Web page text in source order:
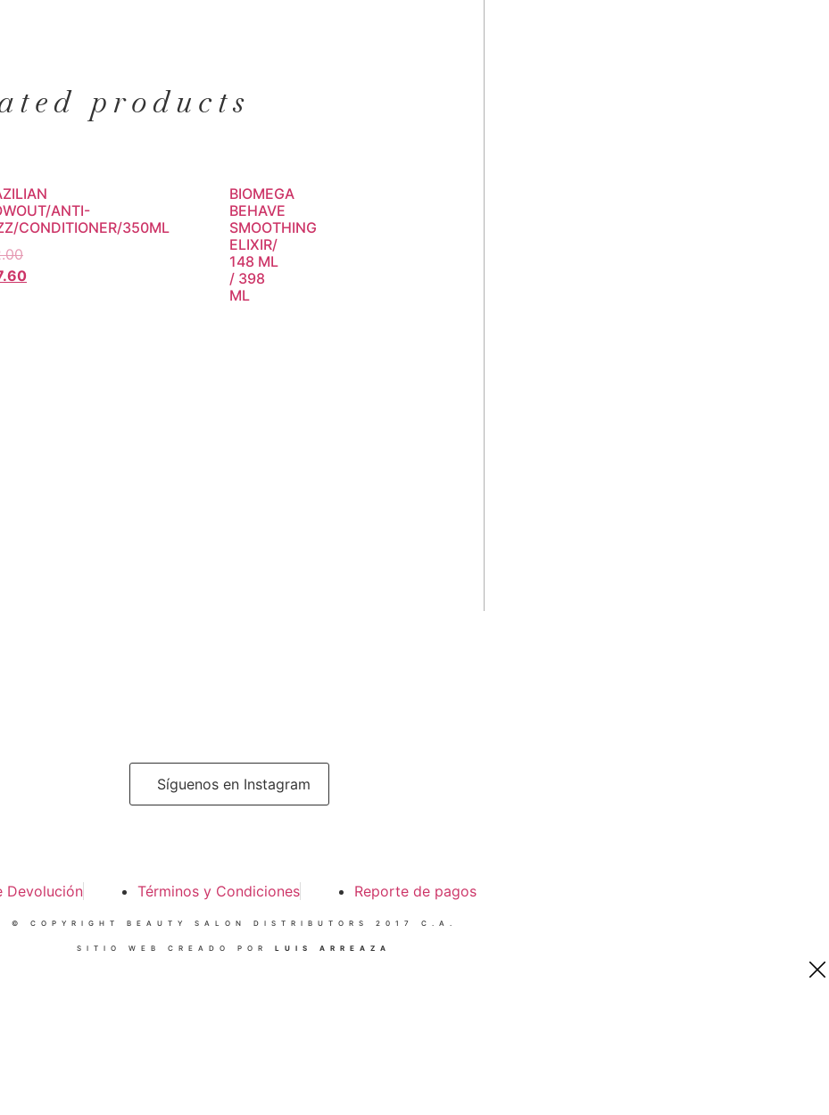
products
ANTI-
CONDITIONER/350ML
BIOMEGA
BEHAVE
SMOOTHING
ELIXIR/
148 ML
/ 398
ML
Síguenos en Instagram
Devolución Términos y Condiciones Reporte de pagos
© COPYRIGHT BEAUTY SALON DISTRIBUTORS 2017 C.A.
SITIO WEB CREADO POR LUIS ARREAZA